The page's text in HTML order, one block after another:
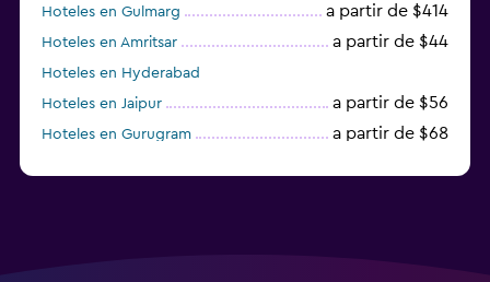
Hoteles en Gulmarg a partir de $414
Hoteles en Amritsar a partir de $44
Hoteles en Hyderabad
Hoteles en Jaipur
a partir de $56
Hoteles en Gurugram a partir de $68